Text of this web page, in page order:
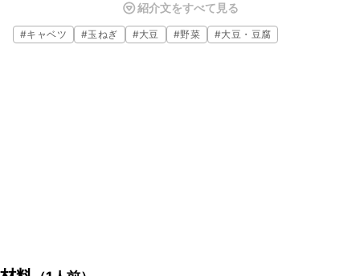
いごはんとの相性も抜群です。ぜひお試しください。
紹介文をすべて見る
#キャベツ #玉ねぎ #大豆 #野菜 #大豆・豆腐